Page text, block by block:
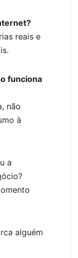
reais e
funciona
não
à
a
alguém